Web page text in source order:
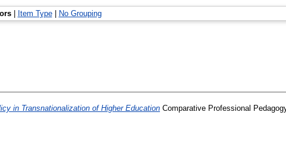
| Item Type| No Grouping
in Transnationalization of Higher Education Comparative Professional